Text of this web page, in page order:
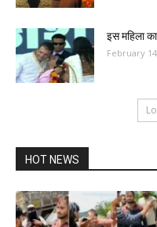
इस महिला
February
HOT NEWS